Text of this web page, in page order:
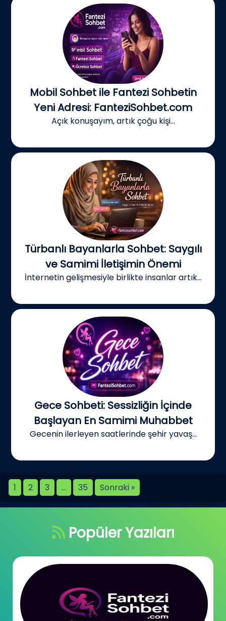
Mobil Sohbet ile Fantezi Sohbetin
Yeni Adresi: FanteziSohbet.com
Açık konuşayım, artık çoğu kişi...
Türbanlı Bayanlarla Sohbet: Saygılı
ve Samimi İletişimin Önemi
İnternetin gelişmesiyle birlikte insanlar artık...
Gece Sohbeti: Sessizliğin İçinde
Başlayan En Samimi Muhabbet
Gecenin ilerleyen saatlerinde şehir yavaş...
1 2 3 … 35 Sonraki »
Popüler Yazıları